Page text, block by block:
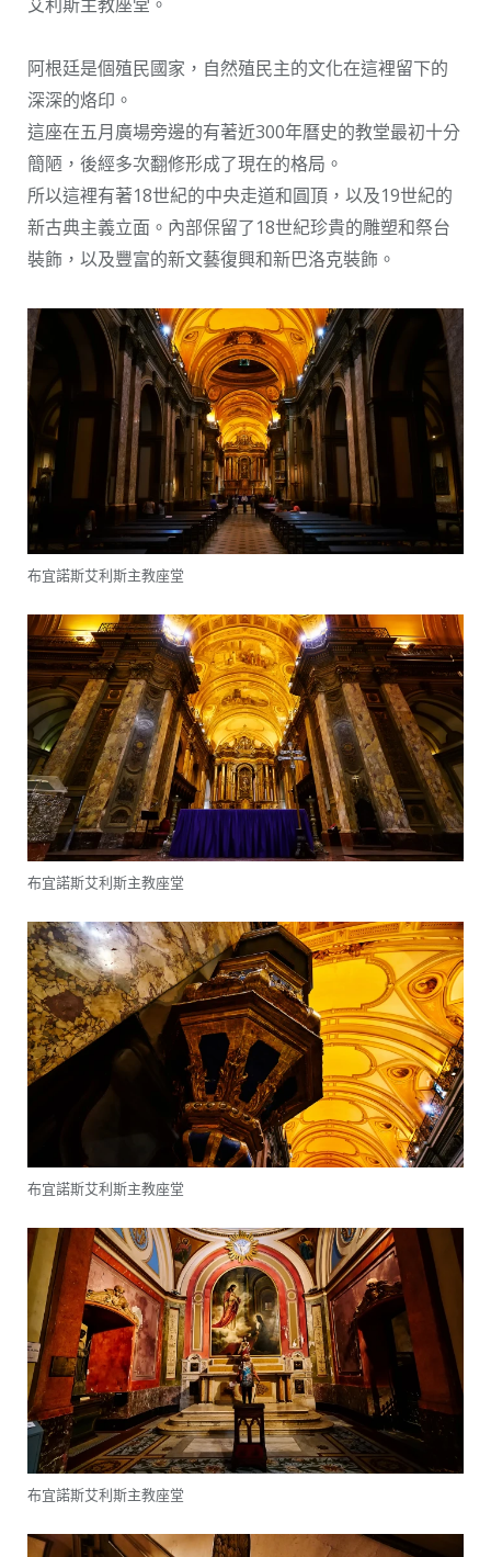
阿根廷是個殖民國家，自然殖民主的文化在這裡留下的
深深的烙印。
這座在五月廣場旁邊的有著近300年曆史的教堂最初十分
簡陋，後經多次翻修形成了現在的格局。
所以這裡有著18世紀的中央走道和圓頂，以及19世紀的
新古典主義立面。內部保留了18世紀珍貴的雕塑和祭台
裝飾，以及豐富的新文藝復興和新巴洛克裝飾。
布宜諾斯艾利斯主教座堂
布宜諾斯艾利斯主教座堂
布宜諾斯艾利斯主教座堂
布宜諾斯艾利斯主教座堂